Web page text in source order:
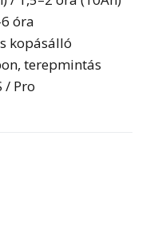
óra
kopásálló
terepmintás
/ Pro